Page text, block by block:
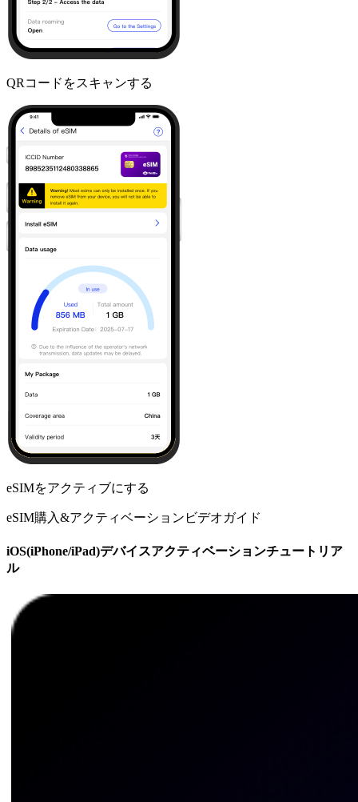
QRコードをスキャンする
eSIMをアクティブにする
eSIM購入&アクティベーションビデオガイド
iOS(iPhone/iPad)デバイスアクティベーションチュートリア
ル